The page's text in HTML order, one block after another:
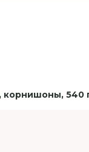
корнишоны, 540